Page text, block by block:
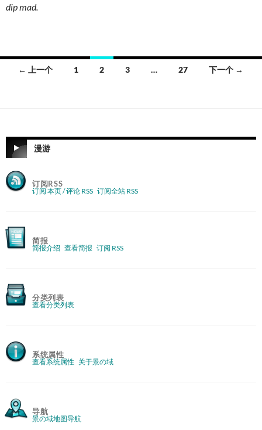
dip mad.
导
← 上一个 1 2 3 … 27 下一个 →
漫游
订阅RSS
订阅 本页 / 评论 RSS 订阅全站 RSS
简报
简报介绍 查看简报 订阅 RSS
分类列表
查看分类列表
系统属性
查看系统属性 关于景の域
导航
景の域地图导航